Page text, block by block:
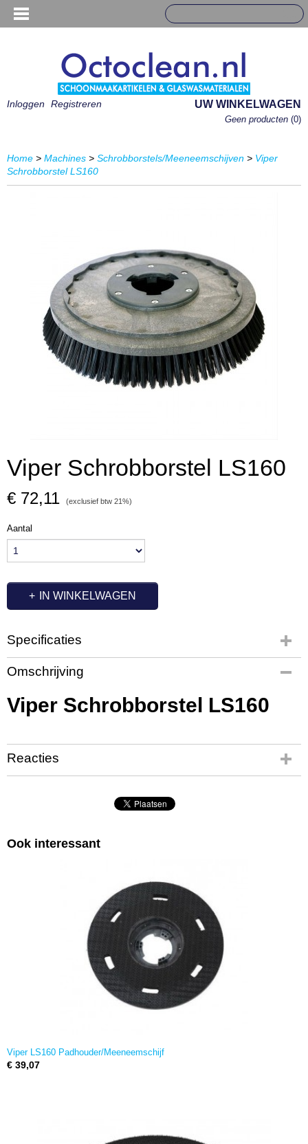
Inloggen Registreren UW WINKELWAGEN
Geen producten (0)
Home > Machines > Schrobborstels/Meeneemschijven > Viper
Schrobborstel LS160
Viper Schrobborstel LS160
€ 72,11 (exclusief btw 21%)
Aantal
IN WINKELWAGEN
Specificaties
Productcode
VI3782
Productcode leverancier
VF75434
Omschrijving
Viper Schrobborstel LS160
Reacties
Ook interessant
Viper LS160 Padhouder/Meeneemschijf
€ 39,07